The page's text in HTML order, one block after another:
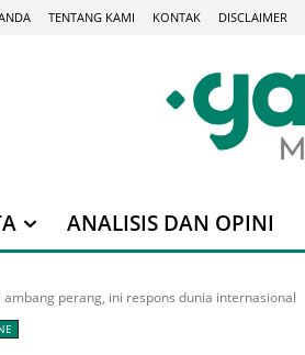
TENTANG KAMI KONTAK DISCLAIMER
ANALISIS DAN OPINI
ambang perang, ini respons dunia internasional